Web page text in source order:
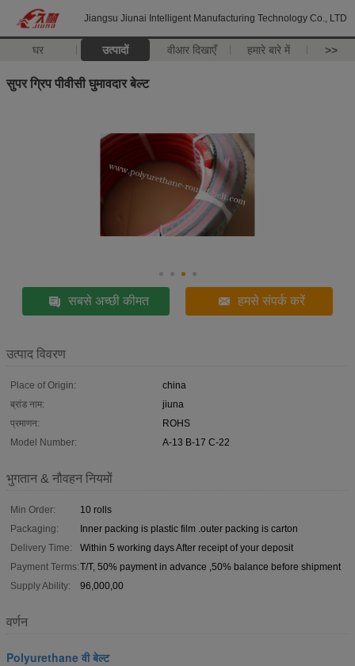
Jiangsu Jiunai Intelligent Manufacturing Technology Co., LTD
घर उत्पादों वीआर दिखाएँ हमारे बारे में >>
सुपर ग्रिप पीवीसी घुमावदार बेल्ट
सबसे अच्छी कीमत हमसे संपर्क करें
उत्पाद विवरण
Place of Origin:
china
ब्रांड नाम:
jiuna
प्रमाणन:
ROHS
Model Number:
A-13 B-17 C-22
भुगतान & नौवहन नियमों
Min Order:
10 rolls
Packaging:
Inner packing is plastic film .outer packing is carton
Delivery Time:
Within 5 working days After receipt of your deposit
Payment Terms:T/T, 50% payment in advance ,50% balance before shipment
Supply Ability:
96,000,00
वर्णन
Polyurethane वी बेल्ट